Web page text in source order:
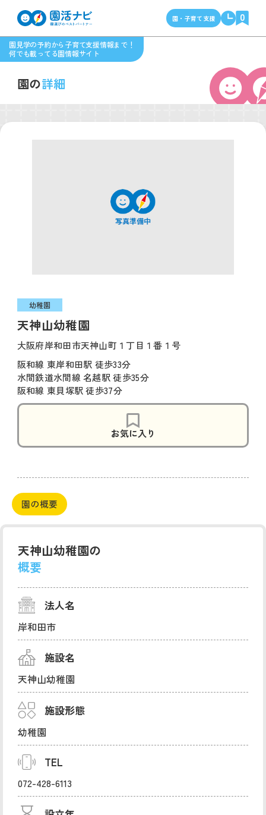
園見学の予約から子育て支援情報まで！
何でも載ってる園情報サイト
園・子育て支援 0
園の詳細
天神山幼稚園
幼稚園
大阪府岸和田市天神山町１丁目１番１号
阪和線 東岸和田駅 徒歩33分
水間鉄道水間線 名越駅 徒歩35分
阪和線 東貝塚駅 徒歩37分
お気に入り
園の概要
天神山幼稚園の
概要
法人名
岸和田市
施設名
天神山幼稚園
施設形態
幼稚園
TEL
072-428-6113